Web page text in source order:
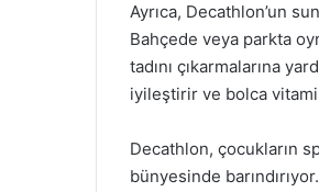
Ayrıca, Decathlon’un
Bahçede veya parkta
tadını çıkarmalarına
iyileştirir ve bolca
Decathlon, çocukların
bünyesinde